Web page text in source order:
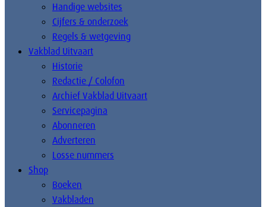
Handige websites
Cijfers & onderzoek
Regels & wetgeving
Vakblad Uitvaart
Historie
Redactie / Colofon
Archief Vakblad Uitvaart
Servicepagina
Abonneren
Adverteren
Losse nummers
Shop
Boeken
Vakbladen